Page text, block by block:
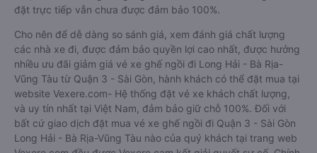
đặt trực tiếp vẫn chưa được đảm bảo 100%.
Cho nên để dễ dàng so sánh giá, xem đánh giá chất lượng
các nhà xe đi, được đảm bảo quyền lợi cao nhất, được hưởng
nhiều ưu đãi giảm giá vé xe ghế ngồi đi Long Hải - Bà Rịa-
Vũng Tàu từ Quận 3 - Sài Gòn, hành khách có thể đặt mua tại
website Vexere.com- Hệ thống đặt vé xe khách chất lượng,
và uy tín nhất tại Việt Nam, đảm bảo giữ chỗ 100%. Đối với
bất cứ giao dịch đặt mua vé xe ghế ngồi đi Quận 3 - Sài Gòn
Long Hải - Bà Rịa-Vũng Tàu nào của quý khách tại trang web